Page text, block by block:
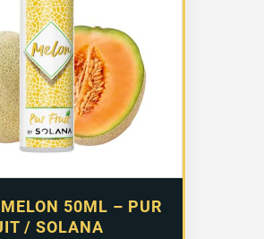
50ML – PUR
/ SOLANA